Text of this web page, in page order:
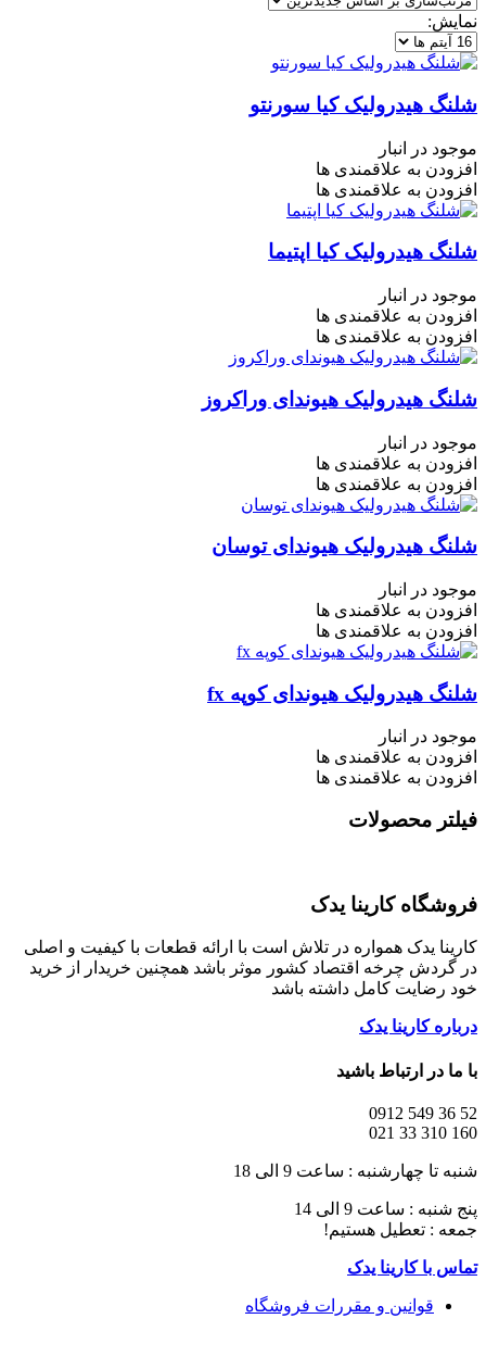
نمایش:
شلنگ هیدرولیک کیا سورنتو
موجود در انبار
افزودن به علاقمندی ها
افزودن به علاقمندی ها
شلنگ هیدرولیک کیا اپتیما
موجود در انبار
افزودن به علاقمندی ها
افزودن به علاقمندی ها
شلنگ هیدرولیک هیوندای وراکروز
موجود در انبار
افزودن به علاقمندی ها
افزودن به علاقمندی ها
شلنگ هیدرولیک هیوندای توسان
موجود در انبار
افزودن به علاقمندی ها
افزودن به علاقمندی ها
شلنگ هیدرولیک هیوندای کوپه fx
موجود در انبار
افزودن به علاقمندی ها
افزودن به علاقمندی ها
فیلتر محصولات
فروشگاه کارینا یدک
کارینا یدک همواره در تلاش است با ارائه قطعات با کیفیت و اصلی
در گردش چرخه اقتصاد کشور موثر باشد همچنین خریدار از خرید
خود رضایت کامل داشته باشد
درباره کارینا یدک
با ما در ارتباط باشید
52 36 549 0912
160 310 33 021
شنبه تا چهارشنبه : ساعت 9 الی 18
پنج شنبه : ساعت 9 الی 14
جمعه : تعطیل هستیم!
تماس با کارینا یدک
قوانین و مقررات فروشگاه